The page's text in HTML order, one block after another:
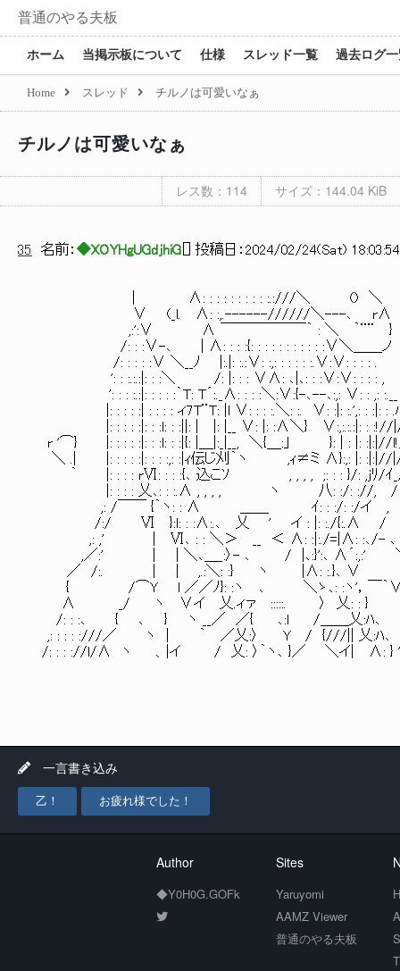
普通のやる夫板
ホーム 当掲示板について 仕様 スレッド一覧 過去ログ
Home スレッド チルノは可愛いなぁ
チルノは可愛いなぁ
レス数：114 サイズ：144.04 KiB
35 名前： ◆XOYHgUGdjhiG ] 投稿日： 2024/02/24(Sat)
| ∧: : : : : : : : : :.:///＼ () ＼
∨ (_l. ∧: :,.------//////＼---､ r∧
,:':∨ ∧ ￣￣￣￣￣￣｀ : ＼ ｀¨¨ }
/: : :∨-､ | ∧: : : :{: : : : : : : : : : :∨＼＿＿ノ
/: : : : :∨ ＼__ﾉ |:.|: :.:∨: :,: : : : : :.∨:∨: : : : . そんで
': : :.:.:|: : :＼ /: |: : : ∨∧: ､|､: : :∨:∨: : : : , ママ
': : : :.:|: : : : :｀T: T´:._∧: : : :＼:∨:{-､--､:,: ∨: : ,: :.__ ち
|: : : : :| : : : : ィ7T¨T: |l ∨: : : :.＼: :. ∨: :|: :.',: : :|:
|: : : : :|: : :l: : :||: | |: |__ ∨: |: :∧＼}
r '⌒} |: : : : :|: : :l: : :|{: |＿|:_|__, ＼{＿:｣ }: | : |:
＼ .| |: : : : :|: : : :,: :|ｨ伝じ刈｀ヽ ,ｨ≠ミ ∧}:,: |:
｀ |: : : : rⅥ: : : :{､ 込こｿ , , , , ;: : : }/:
|: : : : 乂､: : :.∧ , , , , ヽ 八: :/: ://, /
,: /￣￣ {｀ヽ: : ∧ ＿＿ ｲ: : :/: :/
/:/ Ⅵ }:l: : :∧:.､ 乂 ' イ : |: :./
,: ,' | Ⅵ､ : : ＼＞ __ ＜ ∧: :|:./=|∧: :､/-
,／:' | | ＼､＿_:〉- ､ / |､:}':､ ∧´:,:'
／ /:. | | ,.:＼: :} ヽ |∧: :.}､ ∨ /
{ /⌒Y l ／／ﾉ}: :ヽ ､ ＼ゝ､: :ヽ'，￣｀
∧ _/ ヽ ∨イ 乂.ィァ :::::. 〉 乂: : }
/: : :､ { ､ } ヽ __／ ／{ ､:l /＿＿乂:ﾊ､ }｀
,: : : : :///／ ヽ | ｀ ／乂:〉 Y / {///|| 乂:ﾊ､ /ｨ:
/: : : ://l/∧ ヽ 、|イ / 乂: 〉｀ヽ､ }／ ＼イ| ∧: } ' /
一言書き込み
乙！ お疲れ様でした！
Author
◆Y0H0G.GOFk
Sites
Yaruyomi
AAMZ Viewer
普通のやる夫板